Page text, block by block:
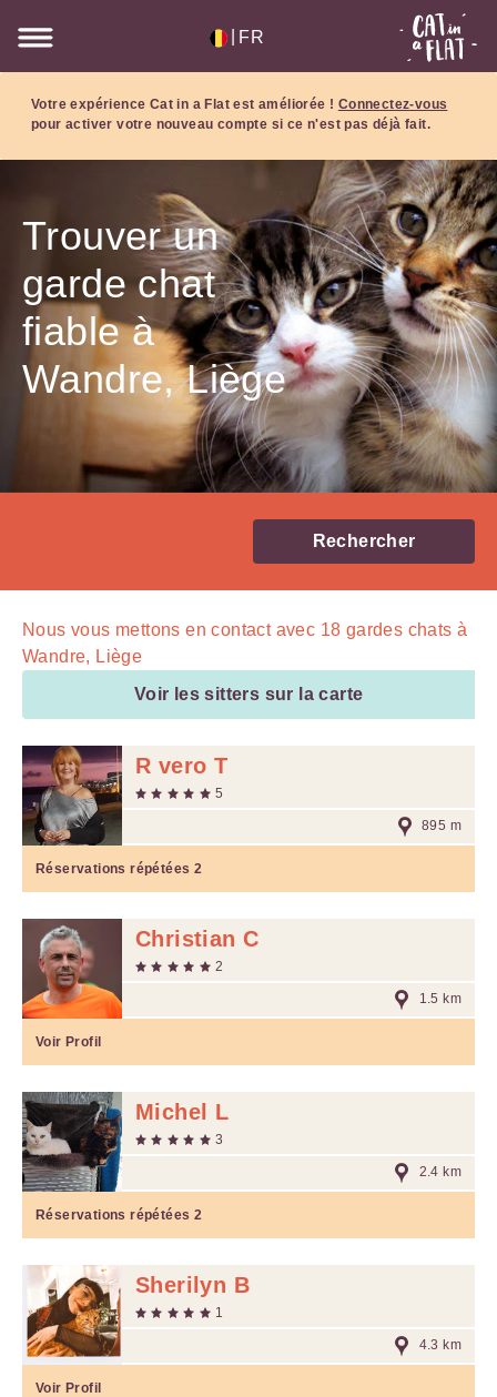
FR
Votre expérience Cat in a Flat est améliorée ! Connectez-vous
pour activer votre nouveau compte si ce n'est pas déjà fait.
Trouver un
garde chat
fiable à
Wandre, Liège
Rechercher
Nous vous mettons en contact avec 18 gardes chats à
Wandre, Liège
Voir les sitters sur la carte
R vero T
5
895 m
Réservations répétées 2
Christian C
2
1.5 km
Voir Profil
Michel L
3
2.4 km
Réservations répétées 2
Sherilyn B
1
4.3 km
Voir Profil